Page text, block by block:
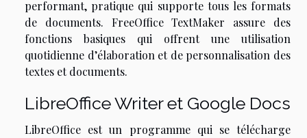
performant, pratique qui supporte tous les formats
de documents. FreeOffice TextMaker assure des
fonctions basiques qui offrent une utilisation
quotidienne d’élaboration et de personnalisation des
textes et documents.
LibreOffice Writer et Google Docs
LibreOffice est un programme qui se télécharge